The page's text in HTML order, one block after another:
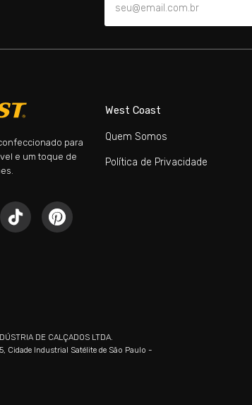
para
e um toque de
West Coast
Quem Somos
Política de Privacidade
DE CALÇADOS LTDA.
Cidade Industrial Satélite de São Paulo -